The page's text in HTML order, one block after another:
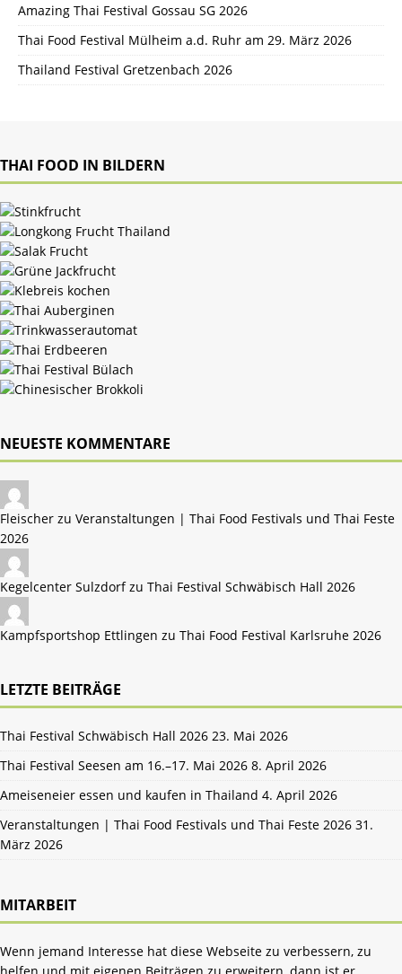
Amazing Thai Festival Gossau SG 2026
Thai Food Festival Mülheim a.d. Ruhr am 29. März 2026
Thailand Festival Gretzenbach 2026
THAI FOOD IN BILDERN
NEUESTE KOMMENTARE
Fleischer zu Veranstaltungen | Thai Food Festivals und Thai Feste
2026
Kegelcenter Sulzdorf zu Thai Festival Schwäbisch Hall 2026
Kampfsportshop Ettlingen zu Thai Food Festival Karlsruhe 2026
LETZTE BEITRÄGE
Thai Festival Schwäbisch Hall 2026 23. Mai 2026
Thai Festival Seesen am 16.–17. Mai 2026 8. April 2026
Ameiseneier essen und kaufen in Thailand 4. April 2026
Veranstaltungen | Thai Food Festivals und Thai Feste 2026 31.
März 2026
MITARBEIT
Wenn jemand Interesse hat diese Webseite zu verbessern, zu